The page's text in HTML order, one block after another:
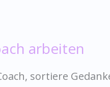
arbeiten
sortiere